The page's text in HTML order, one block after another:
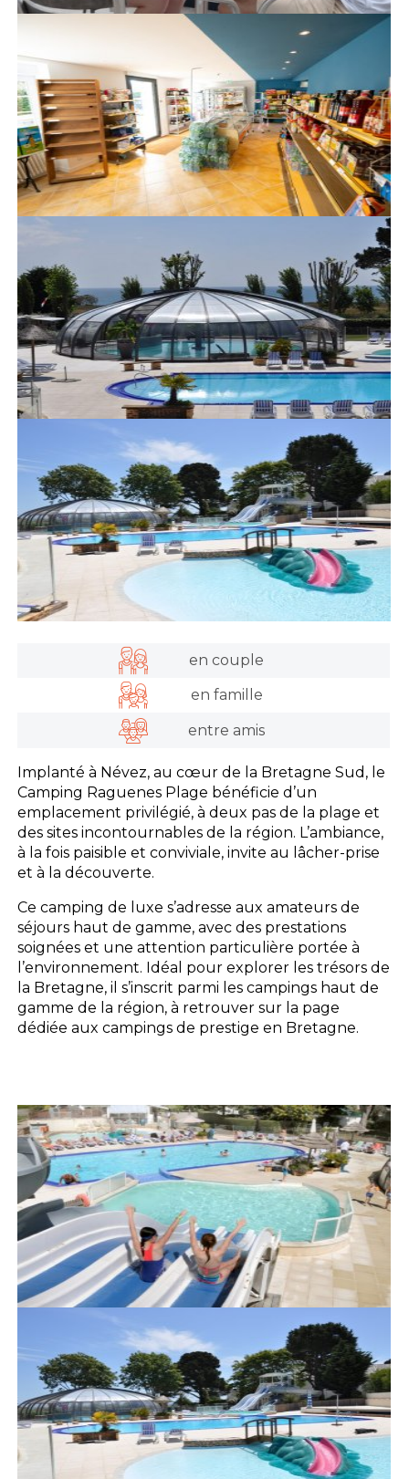
en couple
en famille
entre amis
Implanté à Névez, au cœur de la Bretagne Sud, le
Camping Raguenes Plage bénéficie d’un
emplacement privilégié, à deux pas de la plage et
des sites incontournables de la région. L’ambiance,
à la fois paisible et conviviale, invite au lâcher-prise
et à la découverte.
Ce camping de luxe s’adresse aux amateurs de
séjours haut de gamme, avec des prestations
soignées et une attention particulière portée à
l’environnement. Idéal pour explorer les trésors de
la Bretagne, il s’inscrit parmi les campings haut de
gamme de la région, à retrouver sur la page
dédiée aux campings de prestige en Bretagne.